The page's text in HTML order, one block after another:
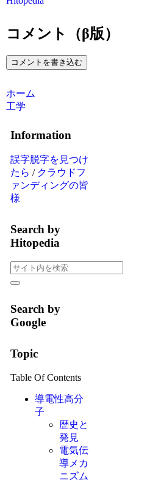
コメント（β版）
コメントを書き込む
ホーム
工学
Information
誤字脱字を見つけ
たら / クラウドフ
ァンディングの皆
様
Search by
Hitopedia
Search by
Google
Topic
Table Of Contents
導電性高分
子
歴史と
発見
電気伝
導メカ
ニズム